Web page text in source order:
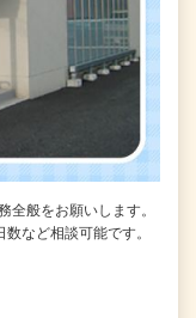
全般をお願いします。
など相談可能です。